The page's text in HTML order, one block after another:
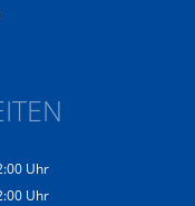
Uhr
08:30 bis 12:00 Uhr
Uhr